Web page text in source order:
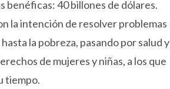
benéficas: 40 billones de dólares.
la intención de resolver problemas
la pobreza, pasando por salud y
de mujeres y niñas, a los que
tiempo.